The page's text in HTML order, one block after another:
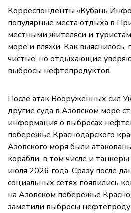
Корреспонденты «Кубань
популярные места отдыха в
местными жителяси и
море и пляжи. Как
чистые, но отдыхающие
выбросы нефтепродуктов.
После атак Вооруженных сил
другие суда в Азовском море
информация о выбросах
побережье Краснодарского
Азовского моря были
корабли, в том числе и
июля 2026 года. Сразу после
социальных сетях появились
на Азовском побережье
заметили выбросы